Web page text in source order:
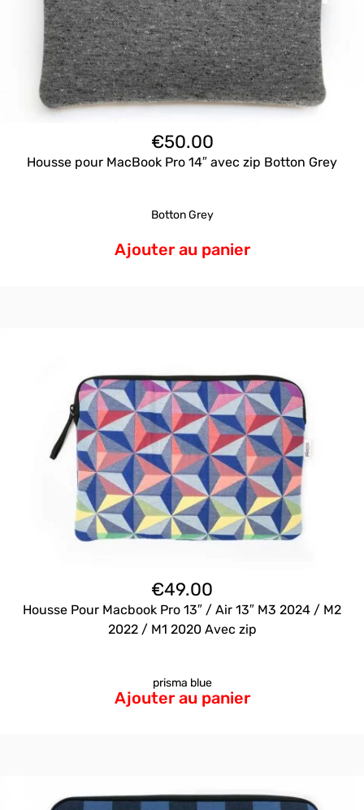
€50.00
Housse pour MacBook Pro 14″ avec zip Botton Grey
Botton Grey
Ajouter au panier
€49.00
Housse Pour Macbook Pro 13″ / Air 13″ M3 2024 / M2
2022 / M1 2020 Avec zip
prisma blue
Ajouter au panier